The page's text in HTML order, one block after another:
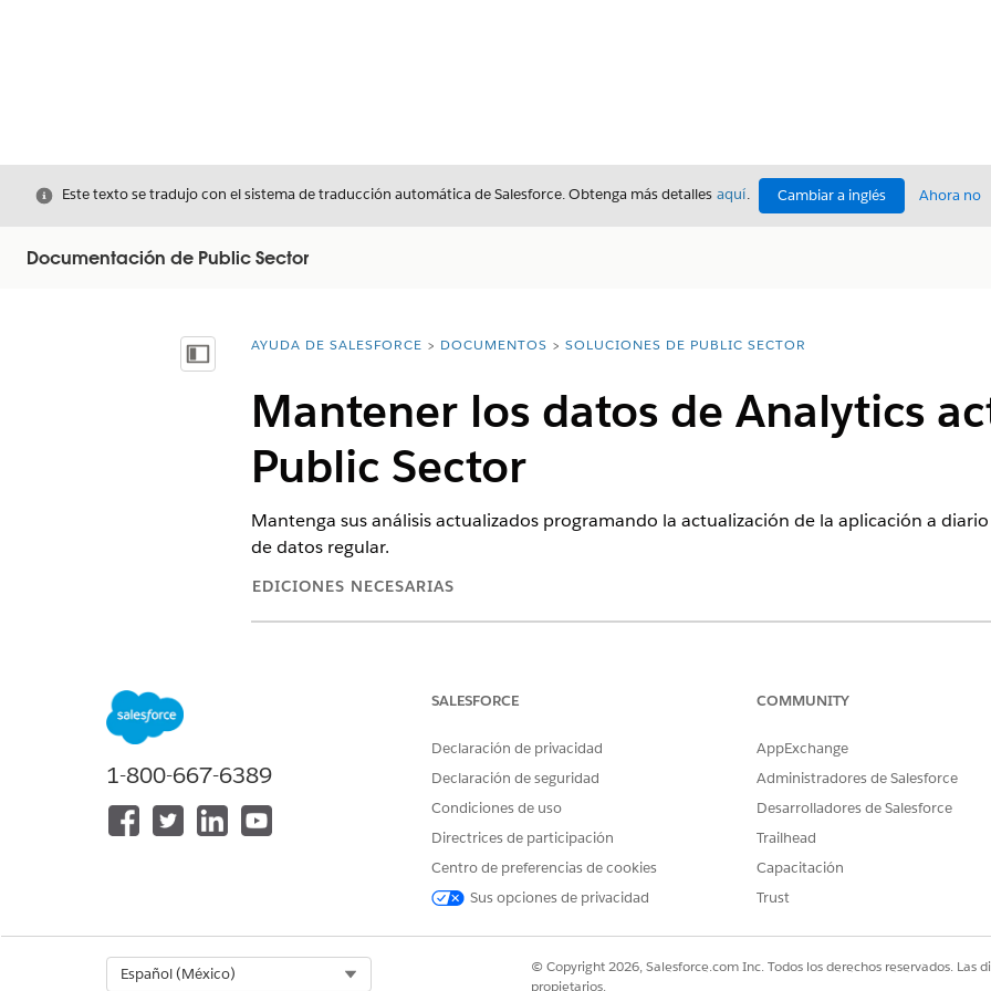
Cerrar
Este texto se tradujo con el sistema de traducción automática de Salesforce. Obtenga más detalles aquí. Cambiar a inglés Ahora no
Documentación de Public Sector
Mostrar índice de materias
Usted está aquí:
AYUDA DE SALESFORCE DOCUMENTOS SOLUCIONES DE PUBLIC SECTOR
Mantener los datos de Analytics
Public Sector
Mantenga sus análisis actualizados programando la actualización de la aplicación a
de datos regular.
EDICIONES NECESARIAS
horario laboral normal de modo que la actualización no interrumpa las actividades de
Para mantener actualizados los análisis de productividad de los trabajadores de casos,
y recetas para ejecutarse a intervalos regulares. Consulte
Ejecutar sincronización de
conjuntos de datos
¡Háganos saber cómo podemos mejorar!
1-800-667-6389
SALESFORCE
Declaración de privacidad
Declaración de seguridad
Condiciones de uso
Directrices de participación
Centro de preferencias de cookies
Sus opciones de privacidad
COMMUNITY
AppExchange
Administradores de Salesforce
Desarrolladores de Salesforce
Trailhead
Capacitación
Trust
Español (México)
© Copyright 2026, Salesforce.com Inc. Todos los derechos reservados. Las
propietarios.